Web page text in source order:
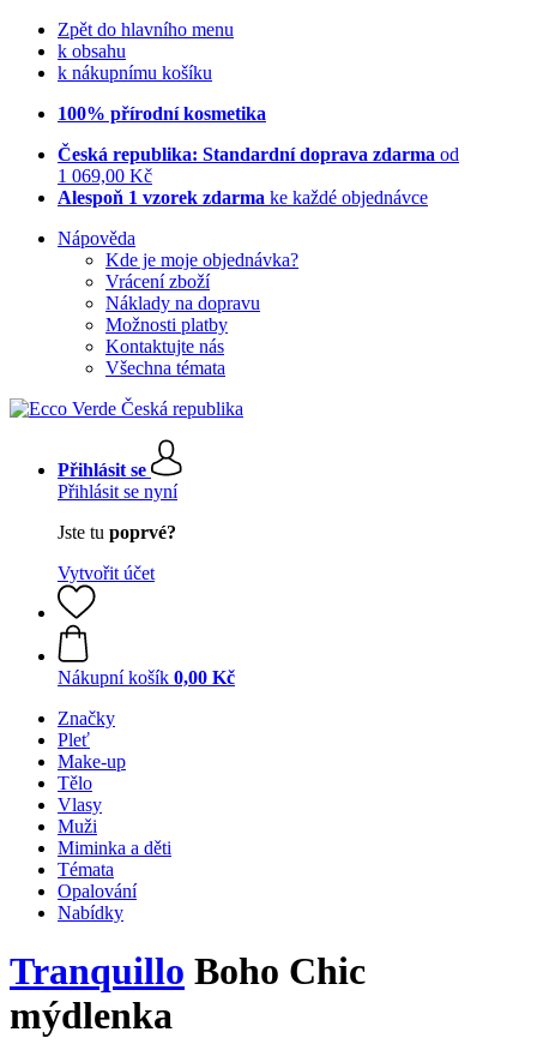
Zpět do hlavního menu
k obsahu
k nákupnímu košíku
100% přírodní kosmetika
Česká republika: Standardní doprava zdarma od
1 069,00 Kč
Alespoň 1 vzorek zdarma ke každé objednávce
Nápověda
Kde je moje objednávka?
Vrácení zboží
Náklady na dopravu
Možnosti platby
Kontaktujte nás
Všechna témata
Přihlásit se
Přihlásit se nyní
Jste tu poprvé?
Vytvořit účet
Nákupní košík 0,00 Kč
Značky
Pleť
Make-up
Tělo
Vlasy
Muži
Miminka a děti
Témata
Opalování
Nabídky
Tranquillo Boho Chic
mýdlenka